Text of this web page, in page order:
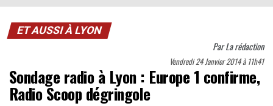
ET AUSSI À LYON
ParLa rédaction
Vendredi 24 Janvier 2014 à 11h41
Sondage radio à Lyon : Europe 1 confirme,
Radio Scoop dégringole